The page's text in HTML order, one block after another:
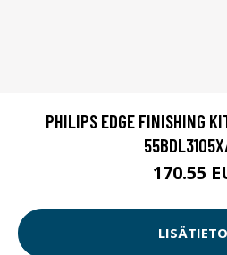
PHILIPS EDGE FINISHING
170.55